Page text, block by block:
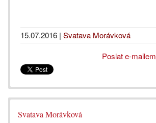
15.07.2016 | Svatava Morávková
Poslat e-mailem
Svatava Morávková